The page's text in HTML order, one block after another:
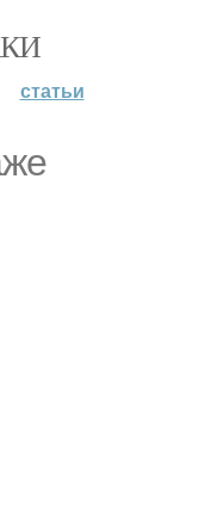
статьи